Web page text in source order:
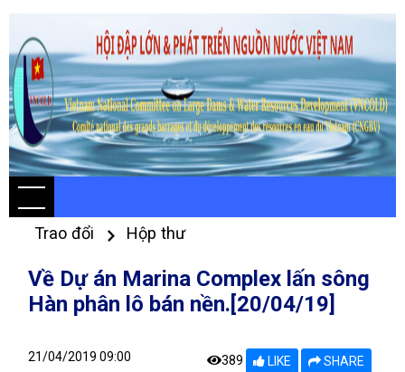
Trao đổi Hộp thư
Về Dự án Marina Complex lấn sông
Hàn phân lô bán nền.[20/04/19]
21/04/2019 09:00 389 LIKE SHARE